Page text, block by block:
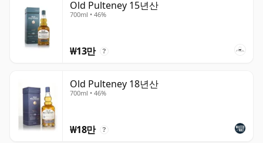
Old Pulteney 15년산
700ml • 46%
₩13만 ?
Old Pulteney 18년산
700ml • 46%
₩18만 ?